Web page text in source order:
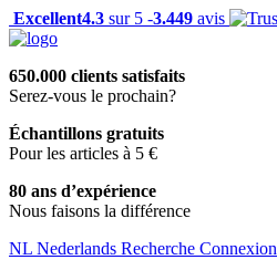
Excellent4.3 sur 5 -3.449 avis
650.000 clients satisfaits
Serez-vous le prochain?
Échantillons gratuits
Pour les articles à 5 €
80 ans d’expérience
Nous faisons la différence
NL Nederlands Recherche Connexion